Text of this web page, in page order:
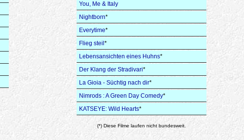
You, Me & Italy
Nightborn*
Everytime*
Flieg steil *
Lebensansichten eines Huhns*
Der Klang der Stradivari*
La Gioia - Süchtig nach dir*
Nimrods : A Green Day Comedy*
KATSEYE: Wild Hearts*
(*) Diese Filme laufen nicht bundesweit.